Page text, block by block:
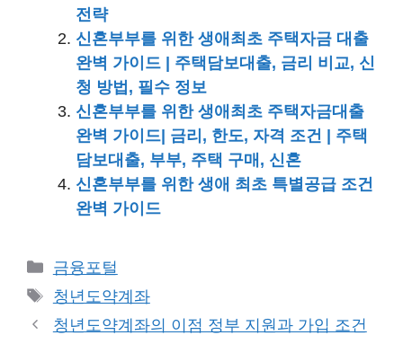
전략
신혼부부를 위한 생애최초 주택자금 대출
완벽 가이드 | 주택담보대출, 금리 비교, 신
청 방법, 필수 정보
신혼부부를 위한 생애최초 주택자금대출
완벽 가이드| 금리, 한도, 자격 조건 | 주택
담보대출, 부부, 주택 구매, 신혼
신혼부부를 위한 생애 최초 특별공급 조건
완벽 가이드
카
테
리
금융포털
태
그
청년도약계좌
청년도약계좌의 이점 정부 지원과 가입 조건